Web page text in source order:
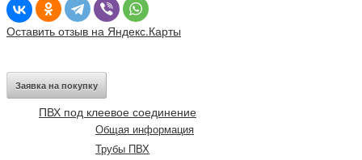
Оставить отзыв на Яндекс.Карты
Заявка на покупку
ПВХ под клеевое соединение
Общая информация
Трубы ПВХ